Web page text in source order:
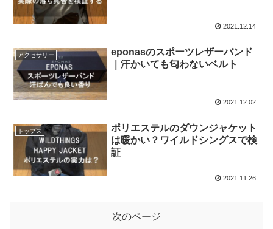
2021.12.14
アクセサリー
eponasのスポーツレザーバンド
｜汗かいても匂わないベルト
2021.12.02
トップス
ポリエステルのダウンジャケット
は暖かい？ワイルドシングスで検
証
2021.11.26
次のページ